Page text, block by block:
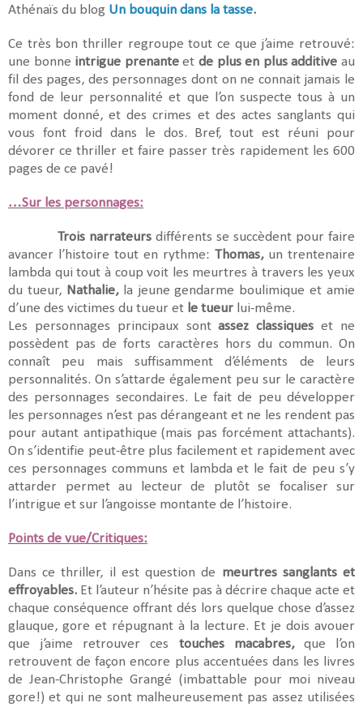
Athénaïs du blog Un bouquin dans la tasse.
Ce très bon thriller regroupe tout ce que j’aime retrouvé:
une bonne intrigue prenanteetde plus en plus additive au
fil des pages, des personnages dont on ne connait jamais le
fond de leur personnalité et que l’on suspecte tous à un
moment donné, et des crimes et des actes sanglants qui
vous font froid dans le dos. Bref, tout est réuni pour
dévorer ce thriller et faire passer très rapidement les 600
pages de ce pavé!
…Sur les personnages:
Trois narrateursdifférents se succèdent pour faire
avancer l’histoire tout en rythme: Thomas,un trentenaire
lambda qui tout à coup voit les meurtres à travers les yeux
du tueur, Nathalie,la jeune gendarme boulimique et amie
d’une des victimes du tueur et le tueur lui-même.
Les personnages principaux sontassez classiques et ne
possèdent pas de forts caractères hors du commun. On
connaît peu mais suffisamment d’éléments de leurs
personnalités. On s’attarde également peu sur le caractère
des personnages secondaires. Le fait de peu développer
les personnages n’est pas dérangeant et ne les rendent pas
pour autant antipathique (mais pas forcément attachants).
On s’identifie peut-être plus facilement et rapidement avec
ces personnages communs et lambda et le fait de peu s’y
attarder permet au lecteur de plutôt se focaliser sur
l’intrigue et sur l’angoisse montante de l’histoire.
Points de vue/Critiques:
Dans ce thriller, il est question de meurtres sanglants et
effroyables. Et l’auteur n’hésite pas à décrire chaque acte et
chaque conséquence offrant dés lors quelque chose d’assez
glauque, gore et répugnant à la lecture. Et je dois avouer
que j’aime retrouver ces touches macabres,que l’on
retrouvent de façon encore plus accentuées dans les livres
de Jean-Christophe Grangé (imbattable pour moi niveau
gore!) et qui ne sont malheureusement pas assez utilisées